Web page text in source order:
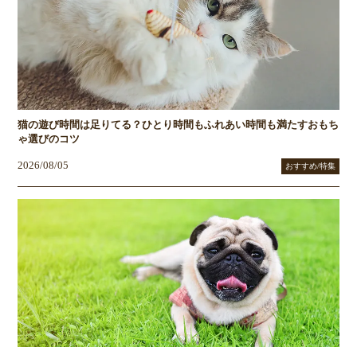
猫の遊び時間は足りてる？ひとり時間もふれあい時間も満たすおもち
ゃ選びのコツ
2026/08/05 おすすめ/特集